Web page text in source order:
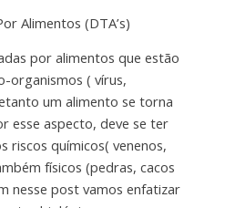
Alimentos (DTA’s)
por alimentos que estão
organismos ( vírus,
um alimento se torna
esse aspecto, deve se ter
riscos químicos( venenos,
físicos (pedras, cacos
nesse post vamos enfatizar